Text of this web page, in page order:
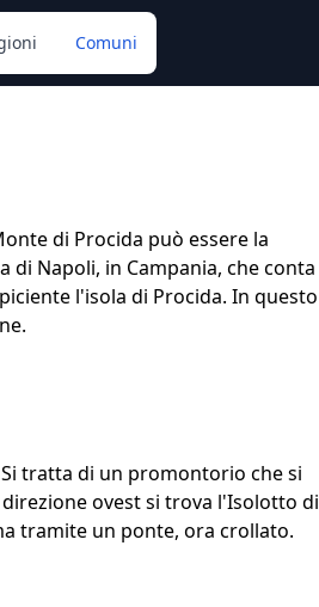
Comuni
di Procida può essere la
Napoli, in Campania, che conta
l'isola di Procida. In questo
tratta di un promontorio che si
ovest si trova l'Isolotto di
tramite un ponte, ora crollato.